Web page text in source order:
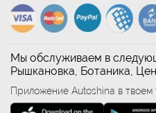
Мы обслуживаем в
Рышкановка, Ботаника,
Приложение Autoshina в твоем